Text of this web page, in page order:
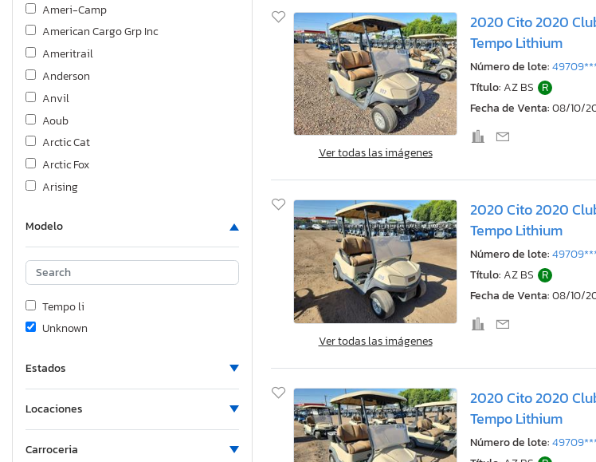
Ameri-Camp
American Cargo Grp Inc
Ameritrail
Anderson
Anvil
Aoub
Arctic Cat
Arctic Fox
Arising
Atlas Specialty Prod
Aulick Ind
Bayliner
Bison
Blackeries
Bluebird
Bravo
Braxton Creek
Modelo
Tempo li
Unknown
Estados
Locaciones
Carroceria
Ver todas las imágenes
2020 Cito 2020
Tempo Lithium
Número de lote:
Título: AZ BS R
Fecha de Venta:08/10/
Ver todas las imágenes
2020 Cito 2020
Tempo Lithium
Número de lote:
Título: AZ BS R
Fecha de Venta:08/10/
2020 Cito 2020
Tempo Lithium
Número de lote: